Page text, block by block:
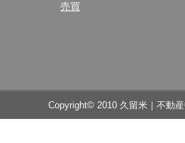
売買
Copyright© 2010 久留米｜不動